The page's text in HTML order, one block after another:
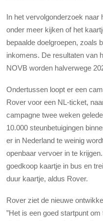
In het vervolgonderzoek naar
onder meer kijken of het
bepaalde doelgroepen, zoals
inkomens. De resultaten van
NOVB worden halverwege
Ondertussen loopt er een
Rover voor een NL-ticket,
campagne twee weken
10.000 steunbetuigingen
er in Nederland te weinig
openbaar vervoer in te
goedkoop kaartje in bus en
duur kaartje, aldus Rover.
Rover ziet de nieuwe
”Het is een goed startpunt